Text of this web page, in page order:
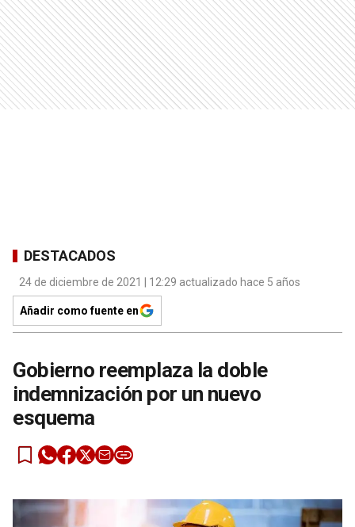
DESTACADOS
24 de diciembre de 2021 | 12:29 actualizado hace 5 años
Añadir como fuente en
Gobierno reemplaza la doble
indemnización por un nuevo
esquema